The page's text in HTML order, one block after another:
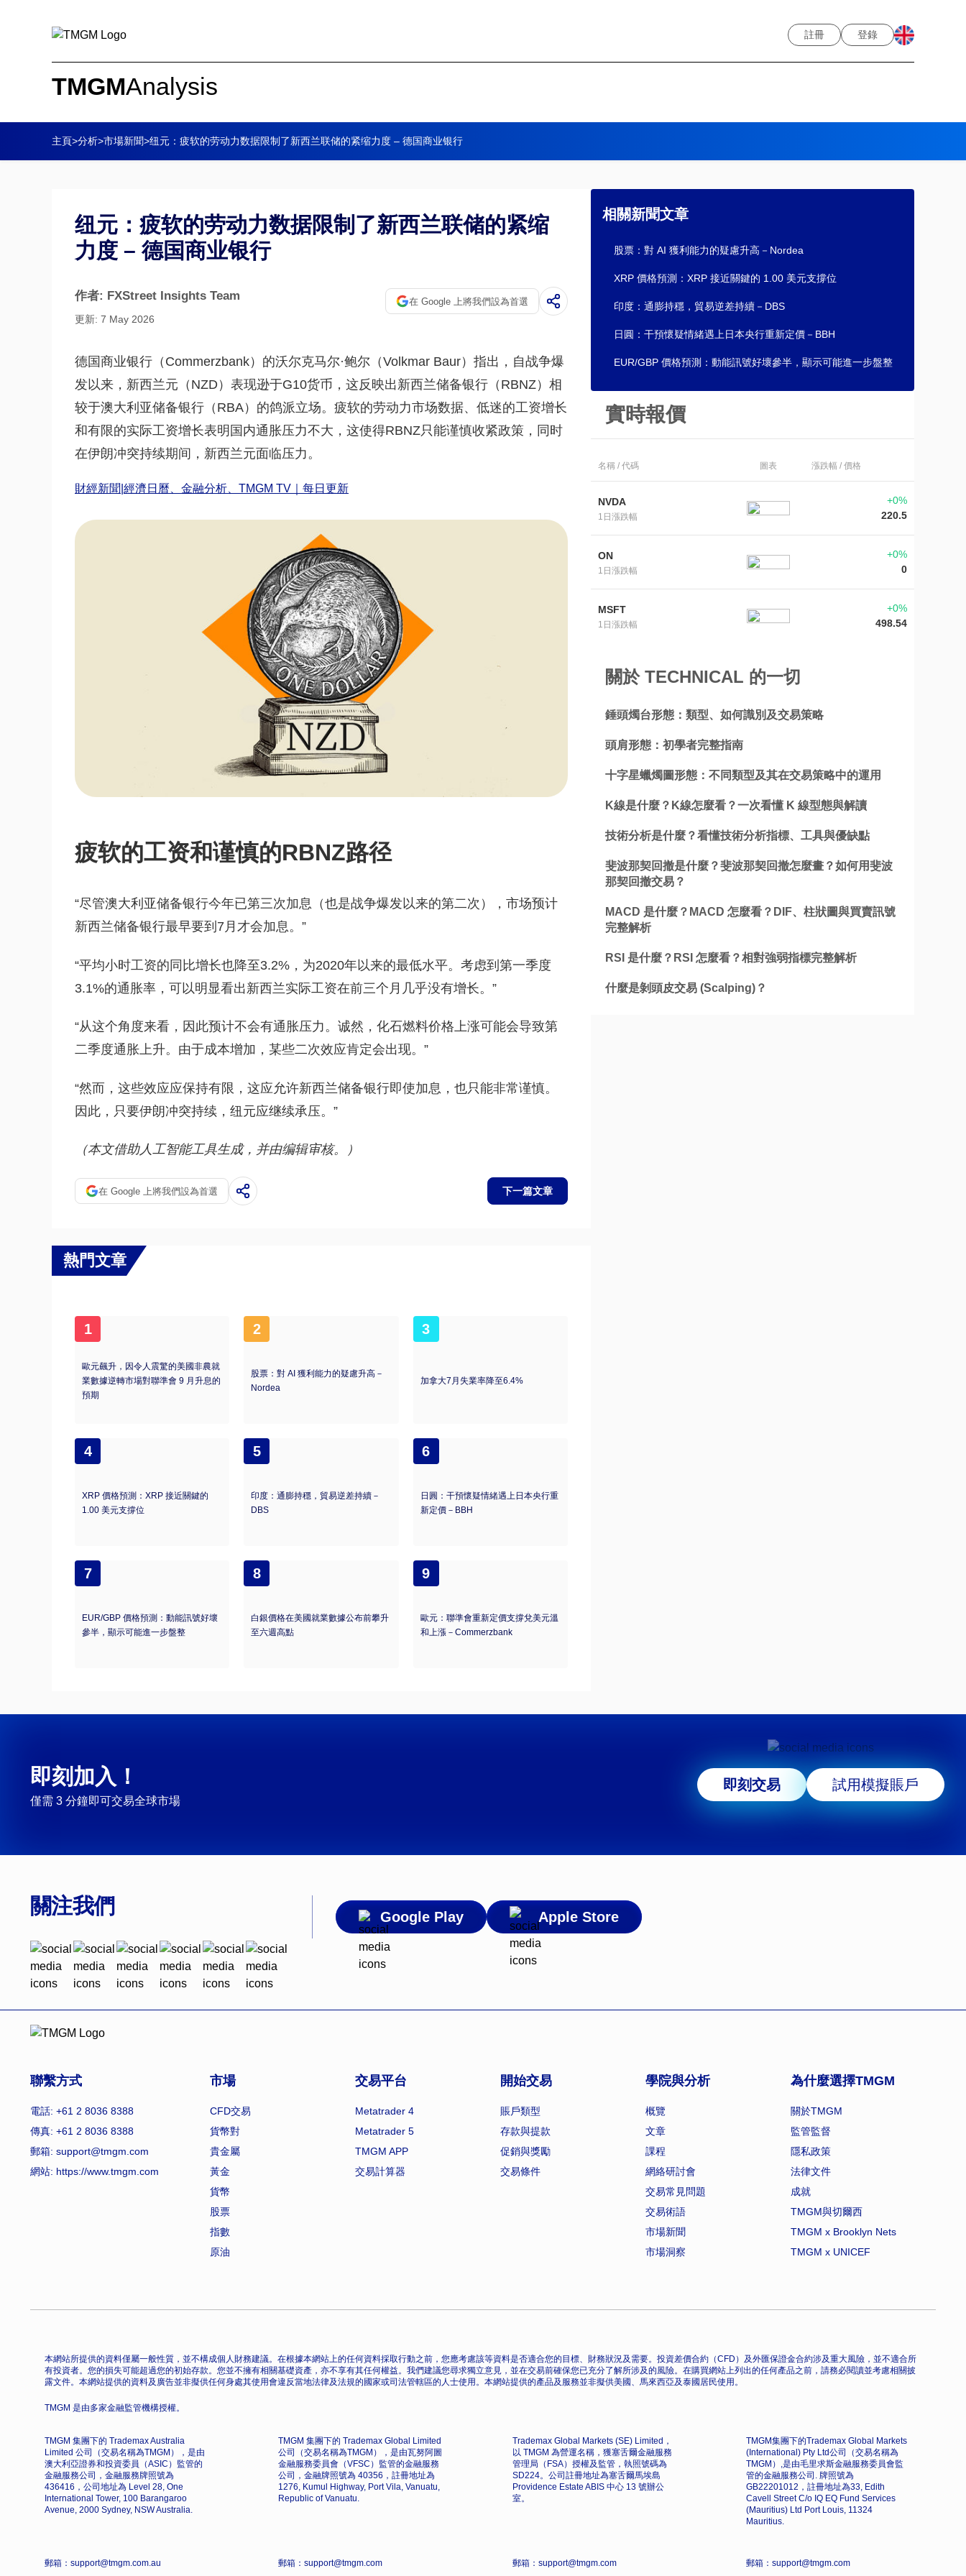
註冊 登錄
TMGMAnalysis
主頁>分析>市場新聞>纽元：疲软的劳动力数据限制了新西兰联储的紧缩力度 – 德国商业银行
纽元：疲软的劳动力数据限制了新西兰联储的紧缩
力度 – 德国商业银行
作者: FXStreet Insights Team
更新: 7 May 2026
在 Google 上將我們設為首選
德国商业银行（Commerzbank）的沃尔克马尔·鲍尔（Volkmar Baur）指出，自战争爆
发以来，新西兰元（NZD）表现逊于G10货币，这反映出新西兰储备银行（RBNZ）相
较于澳大利亚储备银行（RBA）的鸽派立场。疲软的劳动力市场数据、低迷的工资增长
和有限的实际工资增长表明国内通胀压力不大，这使得RBNZ只能谨慎收紧政策，同时
在伊朗冲突持续期间，新西兰元面临压力。
財經新聞|經濟日曆、金融分析、TMGM TV｜每日更新
疲软的工资和谨慎的RBNZ路径
“尽管澳大利亚储备银行今年已第三次加息（也是战争爆发以来的第二次），市场预计
新西兰储备银行最早要到7月才会加息。”
“平均小时工资的同比增长也降至3.2%，为2020年以来的最低水平。考虑到第一季度
3.1%的通胀率，可以明显看出新西兰实际工资在前三个月几乎没有增长。”
“从这个角度来看，因此预计不会有通胀压力。诚然，化石燃料价格上涨可能会导致第
二季度通胀上升。由于成本增加，某些二次效应肯定会出现。”
“然而，这些效应应保持有限，这应允许新西兰储备银行即使加息，也只能非常谨慎。
因此，只要伊朗冲突持续，纽元应继续承压。”
（本文借助人工智能工具生成，并由编辑审核。）
在 Google 上將我們設為首選 下一篇文章
熱門文章
1
歐元飆升，因令人震驚的美國非農就
業數據逆轉市場對聯準會 9 月升息的
預期
2
股票：對 AI 獲利能力的疑慮升高－
Nordea
3
加拿大7月失業率降至6.4%
4
XRP 價格預測：XRP 接近關鍵的
1.00 美元支撐位
5
印度：通膨持穩，貿易逆差持續－
DBS
6
日圓：干預懷疑情緒遇上日本央行重
新定價－BBH
7
EUR/GBP 價格預測：動能訊號好壞
參半，顯示可能進一步盤整
8
白銀價格在美國就業數據公布前攀升
至六週高點
9
歐元：聯準會重新定價支撐兌美元溫
和上漲－Commerzbank
相關新聞文章
股票：對 AI 獲利能力的疑慮升高－Nordea
XRP 價格預測：XRP 接近關鍵的 1.00 美元支撐位
印度：通膨持穩，貿易逆差持續－DBS
日圓：干預懷疑情緒遇上日本央行重新定價－BBH
EUR/GBP 價格預測：動能訊號好壞參半，顯示可能進一步盤整
實時報價
名稱 / 代碼 圖表 漲跌幅 / 價格
NVDA
1日漲跌幅
+0%
220.5
ON
1日漲跌幅
+0%
0
MSFT
1日漲跌幅
+0%
498.54
關於 TECHNICAL 的一切
錘頭燭台形態：類型、如何識別及交易策略
頭肩形態：初學者完整指南
十字星蠟燭圖形態：不同類型及其在交易策略中的運用
K線是什麼？K線怎麼看？一次看懂 K 線型態與解讀
技術分析是什麼？看懂技術分析指標、工具與優缺點
斐波那契回撤是什麼？斐波那契回撤怎麼畫？如何用斐波
那契回撤交易？
MACD 是什麼？MACD 怎麼看？DIF、柱狀圖與買賣訊號
完整解析
RSI 是什麼？RSI 怎麼看？相對強弱指標完整解析
什麼是剝頭皮交易 (Scalping)？
即刻加入！
僅需 3 分鐘即可交易全球市場
即刻交易 試用模擬賬戶
關注我們 Google Play Apple Store
聯繫方式
電話: +61 2 8036 8388
傳真: +61 2 8036 8388
郵箱: support@tmgm.com
網站: https://www.tmgm.com
市場
CFD交易
貨幣對
貴金屬
黃金
貨幣
股票
指數
原油
交易平台
Metatrader 4
Metatrader 5
TMGM APP
交易計算器
開始交易
賬戶類型
存款與提款
促銷與獎勵
交易條件
學院與分析
概覽
文章
課程
網絡研討會
交易常見問題
交易術語
市場新聞
市場洞察
為什麼選擇TMGM
關於TMGM
監管監督
隱私政策
法律文件
成就
TMGM與切爾西
TMGM x Brooklyn Nets
TMGM x UNICEF
本網站所提供的資料僅屬一般性質，並不構成個人財務建議。在根據本網站上的任何資料採取行動之前，您應考慮該等資料是否適合您的目標、財務狀況及需要。投資差價合約（CFD）及外匯保證金合約涉及重大風險，並不適合所
有投資者。您的損失可能超過您的初始存款。您並不擁有相關基礎資產，亦不享有其任何權益。我們建議您尋求獨立意見，並在交易前確保您已充分了解所涉及的風險。在購買網站上列出的任何產品之前，請務必閱讀並考慮相關披
露文件。本網站提供的資料及廣告並非擬供任何身處其使用會違反當地法律及法規的國家或司法管轄區的人士使用。本網站提供的產品及服務並非擬供美國、馬來西亞及泰國居民使用。
TMGM 是由多家金融監管機構授權。
TMGM 集團下的 Trademax Australia
Limited 公司（交易名稱為TMGM），是由
澳大利亞證券和投資委員（ASIC）監管的
金融服務公司，金融服務牌照號為
436416，公司地址為 Level 28, One
International Tower, 100 Barangaroo
Avenue, 2000 Sydney, NSW Australia.
郵箱：support@tmgm.com.au
TMGM 集團下的 Trademax Global Limited
公司（交易名稱為TMGM），是由瓦努阿圖
金融服務委員會（VFSC）監管的金融服務
公司，金融牌照號為 40356，註冊地址為
1276, Kumul Highway, Port Vila, Vanuatu,
Republic of Vanuatu.
郵箱：support@tmgm.com
Trademax Global Markets (SE) Limited，
以 TMGM 為營運名稱，獲塞舌爾金融服務
管理局（FSA）授權及監管，執照號碼為
SD224。公司註冊地址為塞舌爾馬埃島
Providence Estate ABIS 中心 13 號辦公
室。
郵箱：support@tmgm.com
TMGM集團下的Trademax Global Markets
(International) Pty Ltd公司（交易名稱為
TMGM）,是由毛里求斯金融服務委員會監
管的金融服務公司. 牌照號為
GB22201012，註冊地址為33, Edith
Cavell Street C/o IQ EQ Fund Services
(Mauritius) Ltd Port Louis, 11324
Mauritius.
郵箱：support@tmgm.com